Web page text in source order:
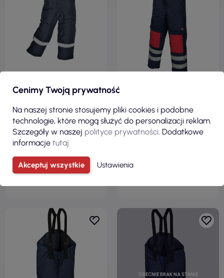
ZOBACZ
468,00 zł
Spodnie ogrodniczki
COLDSTORE CS-11idealne do
pracy w mroźniach lub
chłodniach. Ochrona do -40
( 716,11 zł brutto )
Spodnie ogrodniczki do
mroźni i chłodni hi-glo 25
coldstore salopette do -64,2 °
OBECNIE BRAK NA STANIE
Cenimy Twoją prywatność
Na naszej stronie stosujemy pliki cookies i podobne
technologie, które mogą służyć do personalizacji reklam.
Szczegóły w naszej polityce prywatności. Dodatkowe
informacje tutaj
Akceptuj wszystkie Ustawienia